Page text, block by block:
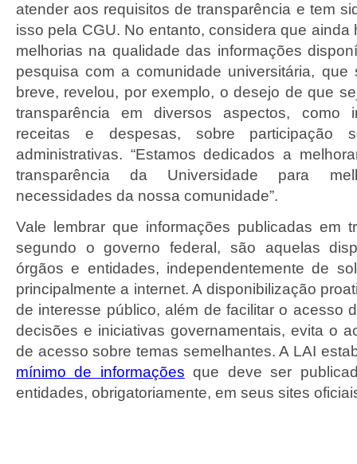
atender aos requisitos de transparência e tem
isso pela CGU. No entanto, considera que ainda
melhorias na qualidade das informações
pesquisa com a comunidade universitária, que
breve, revelou, por exemplo, o desejo de que
transparência em diversos aspectos, como
receitas e despesas, sobre participação
administrativas. “Estamos dedicados a
transparência da Universidade para
necessidades da nossa comunidade”.
Vale lembrar que informações publicadas em
segundo o governo federal,
são aquelas
órgãos e entidades, independentemente de
principalmente a internet. A disponibilização
de interesse público, além de facilitar o acesso
decisões e iniciativas governamentais, evita o
de acesso sobre temas semelhantes. A LAI
mínimo de informações que deve ser
entidades, obrigatoriamente, em seus sites